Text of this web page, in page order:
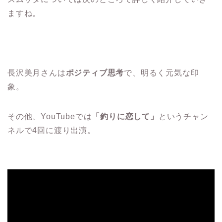
ますね。
長沢美月さんはポジティブ思考で、明るく元気な印
象。
その他、YouTubeでは 「釣りに恋して」
というチャン
ネルで4回に渡り出演。